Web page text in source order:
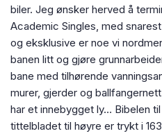
biler. Jeg ønsker herved å
Academic Singles, med
og eksklusive er noe vi
banen litt og gjøre
bane med tilhørende
murer, gjerder og
har et innebygget ly… Bibelen
tittelbladet til høyre er trykt i